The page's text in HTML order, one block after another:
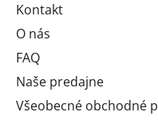
Kontakt
O nás
FAQ
Naše predajne
Všeobecné obchodné